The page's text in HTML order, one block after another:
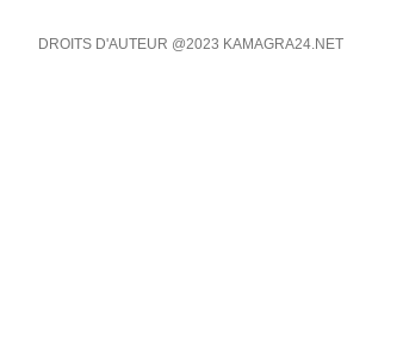
DROITS D'AUTEUR @2023 KAMAGRA24.NET